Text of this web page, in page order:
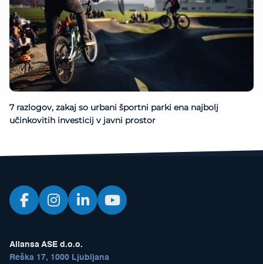
7 razlogov, zakaj so urbani športni parki ena najbolj
učinkovitih investicij v javni prostor
Aliansa ASE d.o.o.
Reška 17, 1000 Ljubljana